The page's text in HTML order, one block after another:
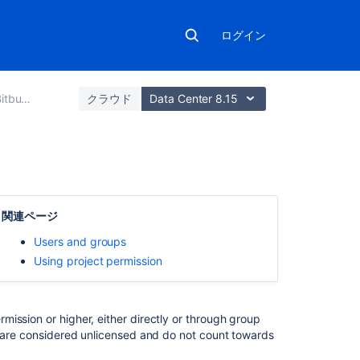
ログイン
Center クラウド Data Center 8.15
関連ページ
Users and groups
Using project permission
or higher, either directly or through group
considered unlicensed and do not count towards